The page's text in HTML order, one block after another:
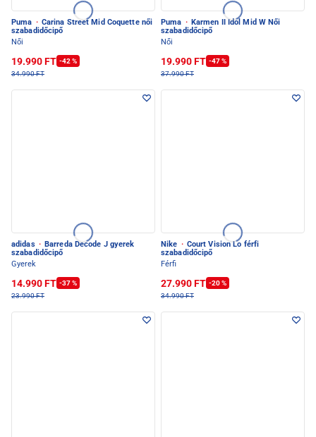
Puma · Carina Street Mid Coquette női
szabadidőcipő
Női
19.990 FT -42 %
34.990 FT
Puma · Karmen II Idol Mid W Női
szabadidőcipő
Női
19.990 FT -47 %
37.990 FT
adidas · Barreda Decode J gyerek
szabadidőcipő
Gyerek
14.990 FT -37 %
23.990 FT
Nike · Court Vision Lo férfi
szabadidőcipő
Férfi
27.990 FT -20 %
34.990 FT